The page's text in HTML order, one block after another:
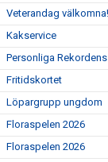
Veterandag välkomna!
Kakservice
Personliga Rekordens
Fritidskortet
Löpargrupp ungdom
Floraspelen 2026
Floraspelen 2026